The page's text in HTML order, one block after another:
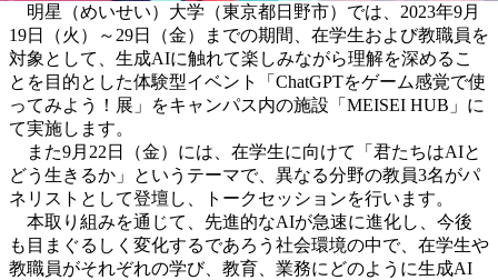
明星（めいせい）大学（東京都日野市）では、2023年9月
19日（火）～29日（金）までの期間、在学生および教職員を
対象として、生成AIに触れて楽しみながら理解を深めるこ
とを目的とした体験型イベント「ChatGPTをゲーム感覚で使
ってみよう！展」をキャンパス内の施設「MEISEI HUB」に
て実施します。
また9月22日（金）には、在学生に向けて「君たちはAIと
どう生きるか」というテーマで、異なる分野の教員3名がパ
ネリストとして登壇し、トークセッションを行います。
本取り組みを通じて、先進的なAIが急速に進化し、今後
も目まぐるしく変化するであろう社会環境の中で、在学生や
教職員がそれぞれの学び、教育、業務にどのように生成AI